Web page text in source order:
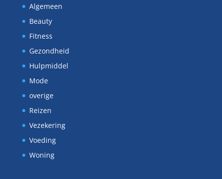
Algemeen
Beauty
Fitness
Gezondheid
Hulpmiddel
Mode
overige
Reizen
Vezekering
Voeding
Woning